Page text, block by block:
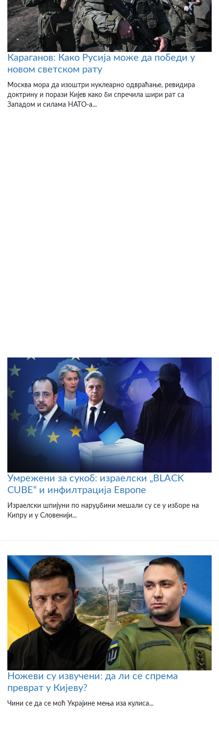
Караганов: Како Русија може да победи у
новом светском рату
Москва мора да изоштри нуклеарно одвраћање, ревидира
доктрину и порази Кијев како би спречила шири рат са
Западом и силама НАТО-а...
Умрежени за сукоб: израелски „BLACK
CUBE“ и инфилтрација Европе
Израелски шпијуни по наруџбини мешали су се у изборе на
Кипру и у Словенији...
Ножеви су извучени: да ли се спрема
преврат у Кијеву?
Чини се да се моћ Украјине мења иза кулиса...